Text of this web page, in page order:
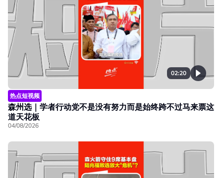
02:20
热点短视频
森州选｜学者行动党不是没有努力而是始终跨不过马来票这
道天花板
04/08/2026